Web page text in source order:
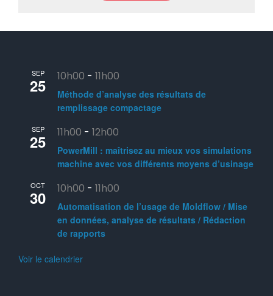
SEP
25 10h00 - 11h00
Méthode d’analyse des résultats de
remplissage compactage
SEP
25 11h00 - 12h00
PowerMill : maîtrisez au mieux vos simulations
machine avec vos différents moyens d’usinage
OCT
30 10h00 - 11h00
Automatisation de l’usage de Moldflow / Mise
en données, analyse de résultats / Rédaction
de rapports
Voir le calendrier